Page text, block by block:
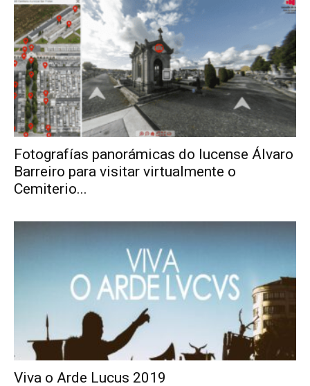
Fotografías panorámicas do lucense Álvaro
Barreiro para visitar virtualmente o
Cemiterio...
Viva o Arde Lucus 2019